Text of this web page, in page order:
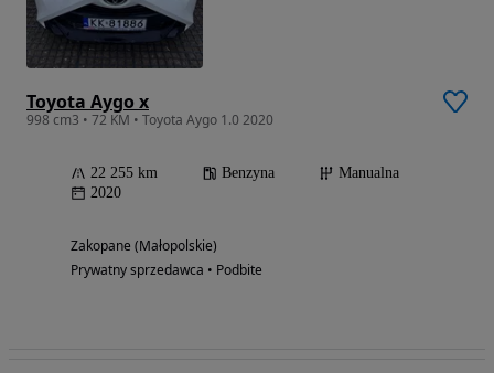
Toyota Aygo x
998 cm3 • 72 KM • Toyota Aygo 1.0 2020
22 255 km Benzyna
Manualna
2020
Zakopane (Małopolskie)
Prywatny sprzedawca • Podbite